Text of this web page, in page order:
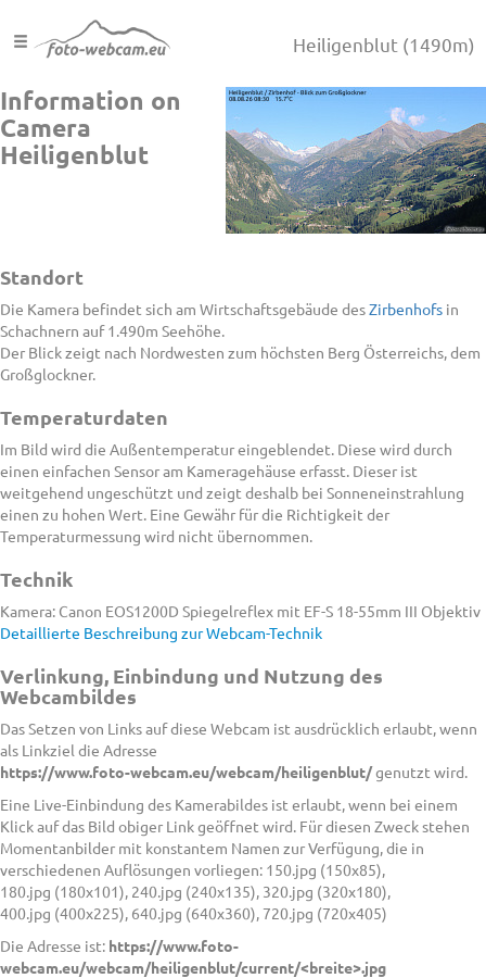
Heiligenblut (1490m)
Information on
Camera
Heiligenblut
Standort
Die Kamera befindet sich am Wirtschaftsgebäude desZirbenhofs in
Schachnern auf 1.490m Seehöhe.
Der Blick zeigt nach Nordwesten zum höchsten Berg Österreichs, dem
Großglockner.
Temperaturdaten
Im Bild wird die Außentemperatur eingeblendet. Diese wird durch
einen einfachen Sensor am Kameragehäuse erfasst. Dieser ist
weitgehend ungeschützt und zeigt deshalb bei Sonneneinstrahlung
einen zu hohen Wert. Eine Gewähr für die Richtigkeit der
Temperaturmessung wird nicht übernommen.
Technik
Kamera: Canon EOS1200D Spiegelreflex mit EF-S 18-55mm III Objektiv
Detaillierte Beschreibung zur Webcam-Technik
Verlinkung, Einbindung und Nutzung des
Webcambildes
Das Setzen von Links auf diese Webcam ist ausdrücklich erlaubt, wenn
als Linkziel die Adresse
https://www.foto-webcam.eu/webcam/heiligenblut/genutzt wird.
Eine Live-Einbindung des Kamerabildes ist erlaubt, wenn bei einem
Klick auf das Bild obiger Link geöffnet wird. Für diesen Zweck stehen
Momentanbilder mit konstantem Namen zur Verfügung, die in
verschiedenen Auflösungen vorliegen: 150.jpg (150x85),
180.jpg (180x101), 240.jpg (240x135), 320.jpg (320x180),
400.jpg (400x225), 640.jpg (640x360), 720.jpg (720x405)
Die Adresse ist: https://www.foto-
webcam.eu/webcam/heiligenblut/current/<breite>.jpg